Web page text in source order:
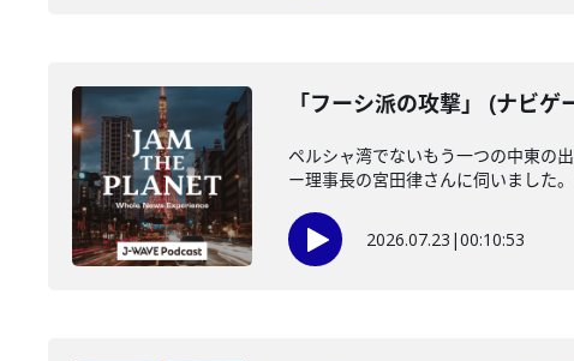
「フーシ派の攻撃」 (ナビ
ペルシャ湾でないもう一つの中東の
ー理事長の宮田律さんに伺いました
2026.07.23 |00:10:53